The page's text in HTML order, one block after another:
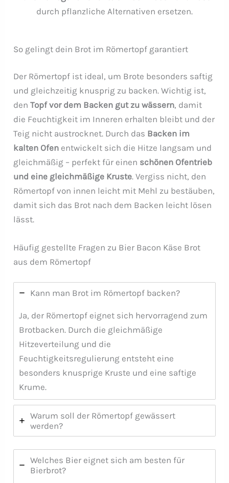
durch pflanzliche Alternativen ersetzen.
So gelingt dein Brot im Römertopf garantiert
Der Römertopf ist ideal, um Brote besonders saftig
und gleichzeitig knusprig zu backen. Wichtig ist,
denTopf vor dem Backen gut zu wässern, damit
die Feuchtigkeit im Inneren erhalten bleibt und der
Teig nicht austrocknet. Durch das Backen im
kalten Ofen entwickelt sich die Hitze langsam und
gleichmäßig – perfekt für einen schönen Ofentrieb
und eine gleichmäßige Kruste. Vergiss nicht, den
Römertopf von innen leicht mit Mehl zu bestäuben,
damit sich das Brot nach dem Backen leicht lösen
lässt.
Häufig gestellte Fragen zu Bier Bacon Käse Brot
aus dem Römertopf
Kann man Brot im Römertopf backen?
Ja, der Römertopf eignet sich hervorragend zum
Brotbacken. Durch die gleichmäßige
Hitzeverteilung und die
Feuchtigkeitsregulierung entsteht eine
besonders knusprige Kruste und eine saftige
Krume.
Warum soll der Römertopf gewässert
werden?
Welches Bier eignet sich am besten für
Bierbrot?